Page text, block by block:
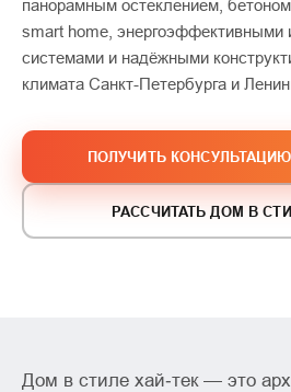
панорамным остеклением,
smart home, энергоэффективными
системами и надёжными
климата Санкт-Петербурга и
ПОЛУЧИТЬ
РАССЧИТАТЬ ДОМ В
Дом в стиле хай‑тек — это